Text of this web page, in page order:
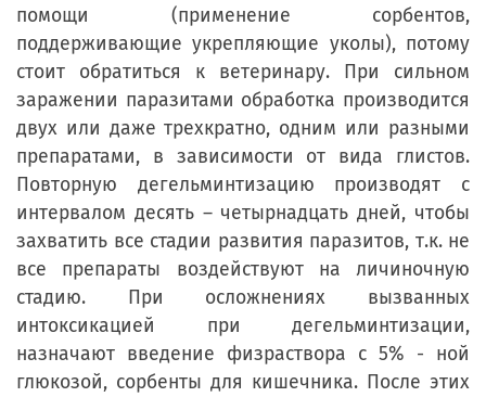
помощи (применение сорбентов,
поддерживающие укрепляющие уколы), потому
стоит обратиться к ветеринару. При сильном
заражении паразитами обработка производится
двух или даже трехкратно, одним или разными
препаратами, в зависимости от вида глистов.
Повторную дегельминтизацию производят с
интервалом десять – четырнадцать дней, чтобы
захватить все стадии развития паразитов, т.к. не
все препараты воздействуют на личиночную
стадию. При осложнениях вызванных
интоксикацией при дегельминтизации,
назначают введение физраствора с 5% - ной
глюкозой, сорбенты для кишечника. После этих